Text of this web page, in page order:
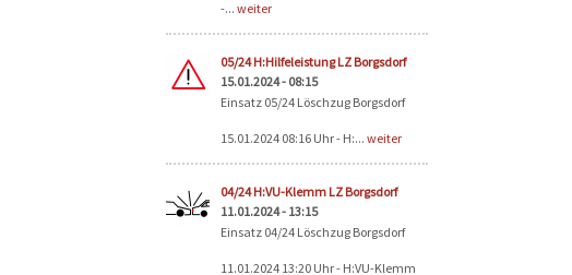
-... weiter
05/24 H:Hilfeleistung LZ Borgsdorf
15.01.2024 - 08:15
Einsatz 05/24 Löschzug Borgsdorf
15.01.2024 08:16 Uhr - H:... weiter
04/24 H:VU-Klemm LZ Borgsdorf
11.01.2024 - 13:15
Einsatz 04/24 Löschzug Borgsdorf
11.01.2024 13:20 Uhr - H:VU-Klemm